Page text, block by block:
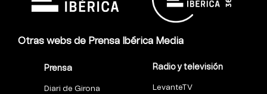
Otras webs de Prensa Ibérica Media
Prensa
Diari de Girona
Radio y televisión
LevanteTV